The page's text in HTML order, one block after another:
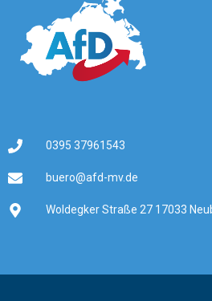
0395 37961543
buero@afd-mv.de
Woldegker Straße 27 17033